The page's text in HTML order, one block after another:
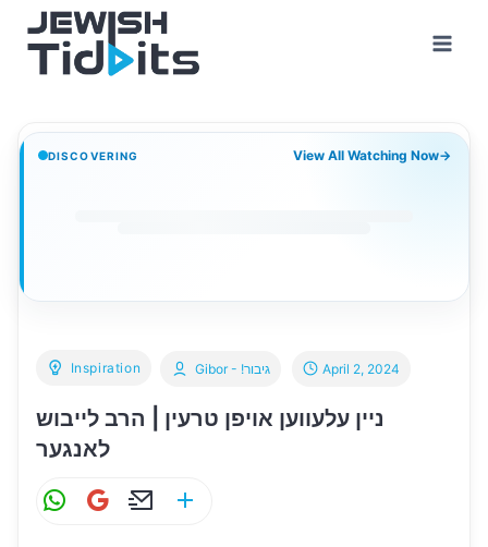
content
DISCOVERING View All Watching Now→
Inspiration
ניין עלעווען אויפן טרעין | הרב לייבוש
לאנגער
Gibor - !גיבור April 2, 2024
W G
E